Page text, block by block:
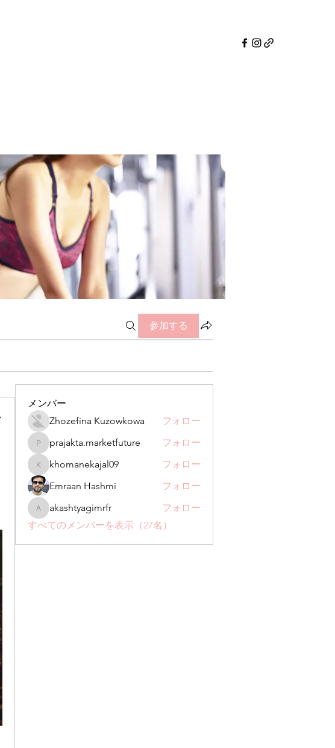
参加する
メンバー
Zhozefina Kuzowkowa
フォロー
prajakta.marketfuture
prajakta.marketfuture フォロー
khomanekajal09
khomanekajal09
フォロー
Emraan Hashmi
フォロー
akashtyagimrfr
akashtyagimrfr
フォロー
すべてのメンバーを表示（27名）